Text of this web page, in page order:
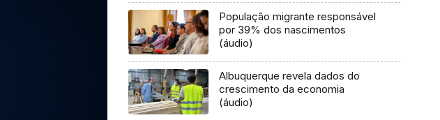
População migrante responsável
por 39% dos nascimentos
(áudio)
Albuquerque revela dados do
crescimento da economia
(áudio)